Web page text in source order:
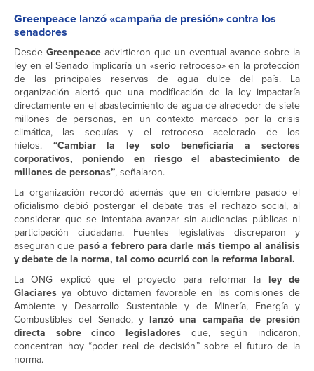
Greenpeace lanzó «campaña de presión» contra los
senadores
Desde Greenpeace advirtieron que un eventual avance sobre la
ley en el Senado implicaría un «serio retroceso» en la protección
de las principales reservas de agua dulce del país. La
organización alertó que una modificación de la ley impactaría
directamente en el abastecimiento de agua de alrededor de siete
millones de personas, en un contexto marcado por la crisis
climática, las sequías y el retroceso acelerado de los
hielos. “Cambiar la ley solo beneficiaría a sectores
corporativos, poniendo en riesgo el abastecimiento de
millones de personas”, señalaron.
La organización recordó además que en diciembre pasado el
oficialismo debió postergar el debate tras el rechazo social, al
considerar que se intentaba avanzar sin audiencias públicas ni
participación ciudadana. Fuentes legislativas discreparon y
aseguran que pasó a febrero para darle más tiempo al análisis
y debate de la norma, tal como ocurrió con la reforma laboral.
La ONG explicó que el proyecto para reformar la ley de
Glaciaresya obtuvo dictamen favorable en las comisiones de
Ambiente y Desarrollo Sustentable y de Minería, Energía y
Combustibles del Senado, y lanzó una campaña de presión
directa sobre cinco legisladores que, según indicaron,
concentran hoy “poder real de decisión” sobre el futuro de la
norma.